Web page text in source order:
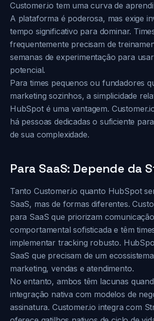
Customer.io tem uma curva de
A plataforma é poderosa, mas exige
tempo significativo para dominar.
frequentemente precisam de
semanas de experimentação para
potencial.
Para times pequenos ou fundadores
marketing sozinhos, a simplicidade
HubSpot é uma vantagem.
há pessoas dedicadas o suficiente
de sua complexidade.
Para SaaS: Depende da
Tanto Customer.io quanto HubSpot
SaaS, mas de formas diferentes.
para SaaS que priorizam comunicação
comportamental sofisticada e têm
implementar tracking robusto.
SaaS que precisam de um
marketing, vendas e atendimento.
No entanto, ambos têm lacunas
integração nativa com modelos de
assinatura. Customer.io integra com